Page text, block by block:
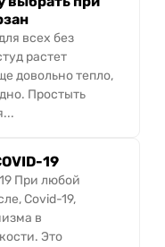
всех без
растет
довольно тепло,
Простыть
19
При любой
Covid-19,
в
Это